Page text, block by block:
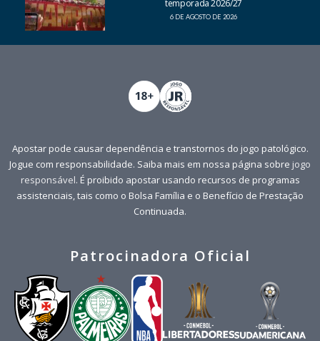
temporada 2026/27
6 DE AGOSTO DE 2026
Apostar pode causar dependência e transtornos do jogo patológico.
Jogue com responsabilidade. Saiba mais em nossa página sobre jogo
responsável. É proibido apostar usando recursos de programas
assistenciais, tais como o Bolsa Família e o Benefício de Prestação
Continuada.
Patrocinadora Oficial